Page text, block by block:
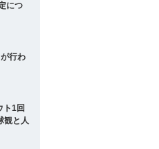
につ
行わ
ト1回
観と人